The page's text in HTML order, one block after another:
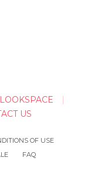
US
OF USE
FAQ